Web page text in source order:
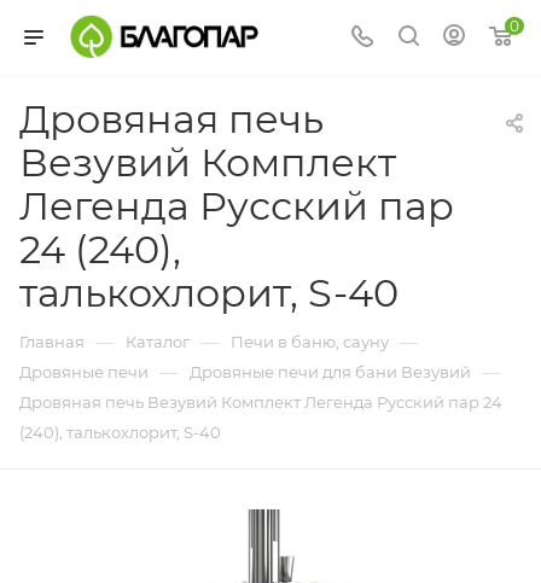
0
Дровяная печь
Везувий Комплект
Легенда Русский пар
24 (240),
талькохлорит, S-40
Главная — Каталог — Печи в баню, сауну —
Дровяные печи — Дровяные печи для бани Везувий —
Дровяная печь Везувий Комплект Легенда Русский пар 24
(240), талькохлорит, S-40